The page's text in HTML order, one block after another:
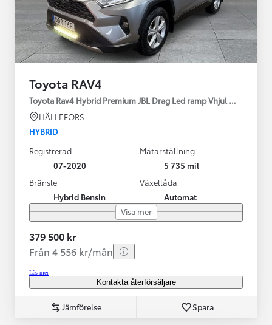
Toyota RAV4
Toyota Rav4 Hybrid Premium JBL Drag Led ramp Vhjul motorv
HÄLLEFORS
HYBRID
Registrerad
07-2020
Mätarställning
5 735 mil
Bränsle
Hybrid Bensin
Växellåda
Automat
Visa mer
379 500 kr
Från 4 556 kr/mån
Läs mer
Kontakta återförsäljare
Jämförelse Spara